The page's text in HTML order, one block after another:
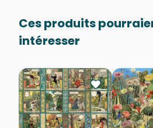
Ces produits
intéresser